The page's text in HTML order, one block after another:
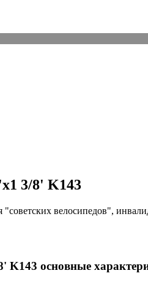
3/8' K143
велосипедов",
основные